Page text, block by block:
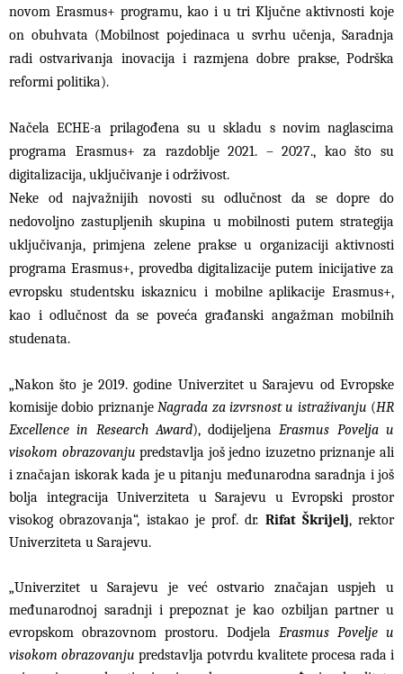
novom Erasmus+ programu, kao i u tri Ključne aktivnosti koje
on obuhvata (Mobilnost pojedinaca u svrhu učenja, Saradnja
radi ostvarivanja inovacija i razmjena dobre prakse, Podrška
reformi politika).
Načela ECHE-a prilagođena su u skladu s novim naglascima
programa Erasmus+ za razdoblje 2021. – 2027., kao što su
digitalizacija, uključivanje i održivost.
Neke od najvažnijih novosti su odlučnost da se dopre do
nedovoljno zastupljenih skupina u mobilnosti putem strategija
uključivanja, primjena zelene prakse u organizaciji aktivnosti
programa Erasmus+, provedba digitalizacije putem inicijative za
evropsku studentsku iskaznicu i mobilne aplikacije Erasmus+,
kao i odlučnost da se poveća građanski angažman mobilnih
studenata.
„Nakon što je 2019. godine Univerzitet u Sarajevu od Evropske
komisije dobio priznanjeNagrada za izvrsnost u istraživanju (HR
Excellence in Research Award), dodijeljenaErasmus Povelja u
visokom obrazovanju predstavlja još jedno izuzetno priznanje ali
i značajan iskorak kada je u pitanju međunarodna saradnja i još
bolja integracija Univerziteta u Sarajevu u Evropski prostor
visokog obrazovanja“, istakao je prof. dr. Rifat Škrijelj, rektor
Univerziteta u Sarajevu.
„Univerzitet u Sarajevu je već ostvario značajan uspjeh u
međunarodnoj saradnji i prepoznat je kao ozbiljan partner u
evropskom obrazovnom prostoru. Dodjela Erasmus Povelje u
visokom obrazovanju predstavlja potvrdu kvalitete procesa rada i